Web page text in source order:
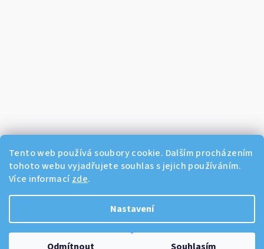
Tento web používá soubory cookie. Dalším procházením
tohoto webu vyjadřujete souhlas s jejich používáním.
Více informací zde.
Nastavení
Sledovat na Instagramu